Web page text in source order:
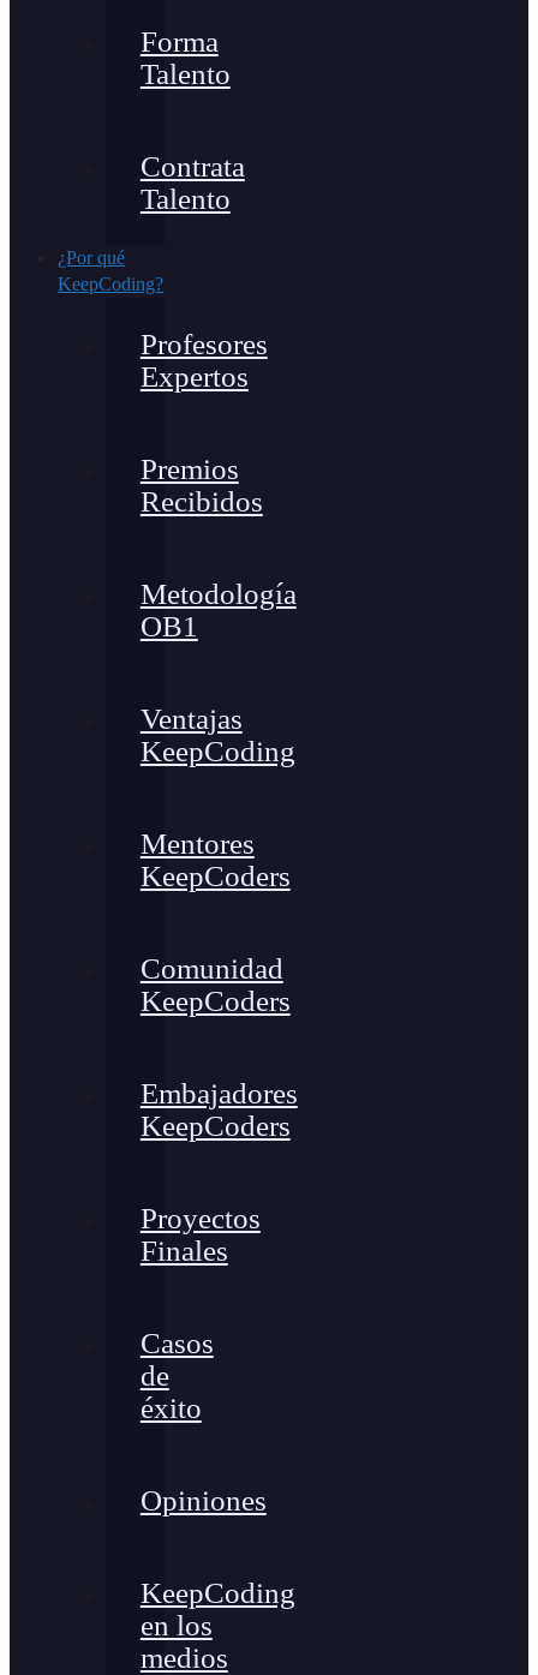
Forma
Talento
Contrata
Talento
¿Por qué
KeepCoding?
Profesores
Expertos
Premios
Recibidos
Metodología
OB1
Ventajas
KeepCoding
Mentores
KeepCoders
Comunidad
KeepCoders
Embajadores
KeepCoders
Proyectos
Finales
Casos
de
éxito
Opiniones
KeepCoding
en los
medios